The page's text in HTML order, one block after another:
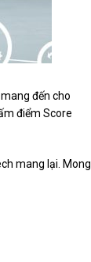
đến cho
điểm Score
mang lại. Mong